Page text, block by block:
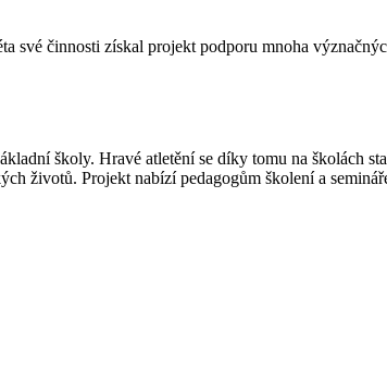
činnosti získal projekt podporu mnoha
školy. Hravé atletění se díky tomu na školách
životů. Projekt nabízí pedagogům školení a